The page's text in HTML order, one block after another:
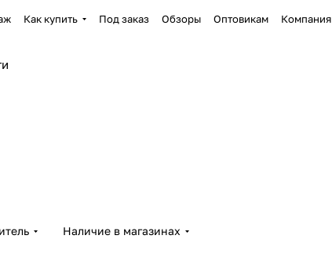
Как купить Под заказ Обзоры Оптовикам Компания
Наличие в магазинах